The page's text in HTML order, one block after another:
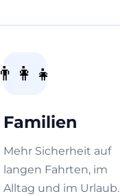
👨‍👩‍👧
Familien
Mehr Sicherheit auf
langen Fahrten, im
Alltag und im Urlaub.